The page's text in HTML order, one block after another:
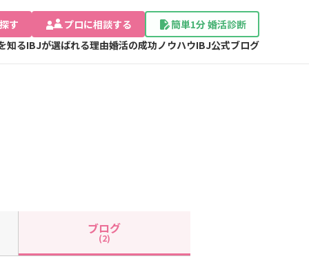
す プロに相談する
簡単1分 婚活診断
知るIBJが選ばれる理由婚活の成功ノウハウIBJ公式ブログ
ブログ
(2)